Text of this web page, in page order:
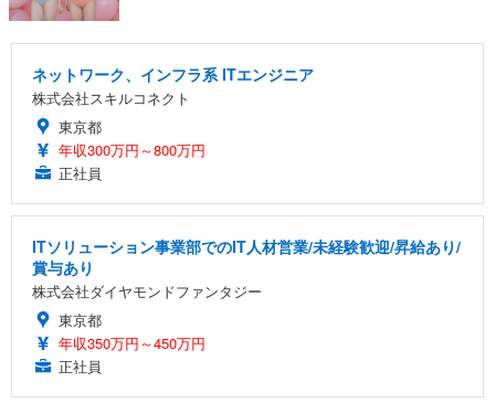
ネットワーク、インフラ系 ITエンジニア
株式会社スキルコネクト
東京都
年収300万円～800万円
正社員
ITソリューション事業部でのIT人材営業/未経験歓迎/昇給あり/
賞与あり
株式会社ダイヤモンドファンタジー
東京都
年収350万円～450万円
正社員